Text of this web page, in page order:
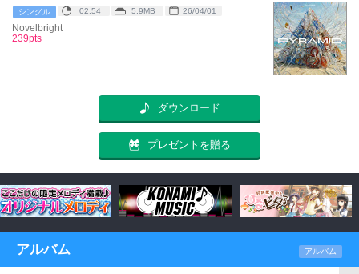
シングル 02:54 5.9MB 26/04/01
Novelbright
239pts
ダウンロード
プレゼントを贈る
アルバム アルバム